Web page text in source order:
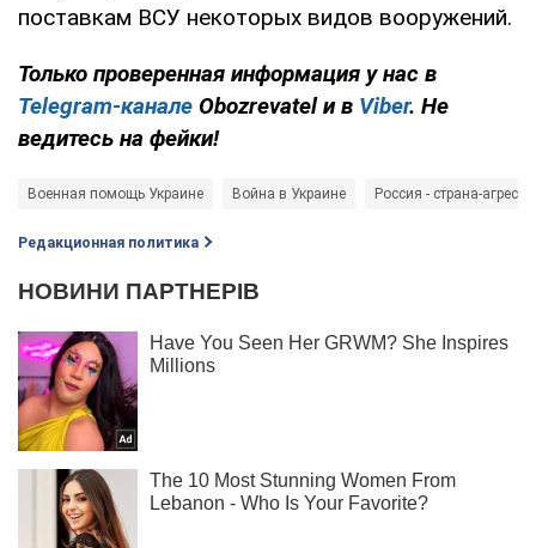
поставкам ВСУ некоторых видов вооружений.
Только проверенная информация у нас в
Telegram-канале Obozrevatel и в Viber. Не
ведитесь на фейки!
Военная помощь Украине Война в Украине Россия - страна-
Редакционная политика